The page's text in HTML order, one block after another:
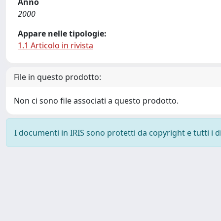
2000
Appare nelle tipologie:
1.1 Articolo in rivista
File in questo prodotto:
Non ci sono file associati a questo prodotto.
I documenti in IRIS sono protetti da copyright e tutti i